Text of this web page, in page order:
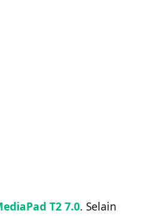
T2 7.0. Selain